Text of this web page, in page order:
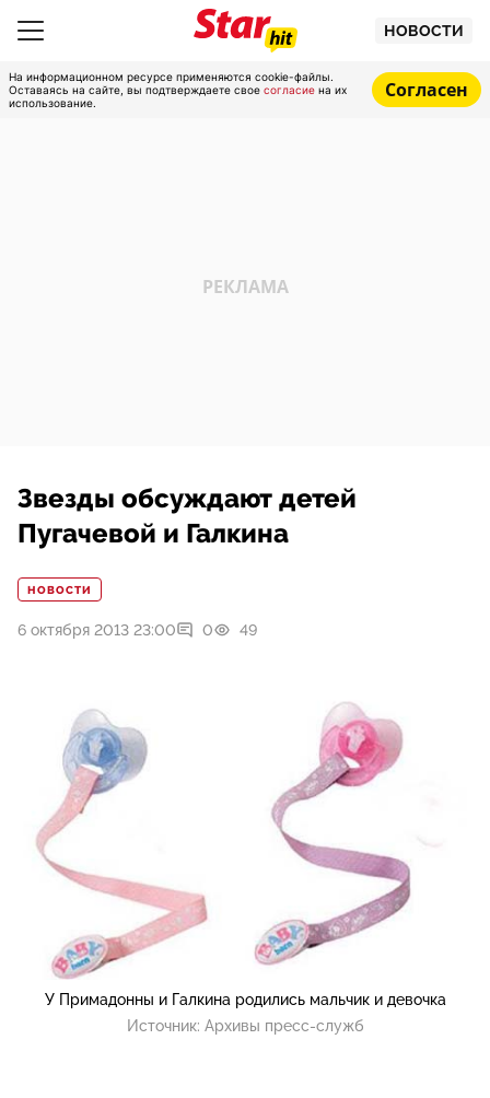
НОВОСТИ
На информационном ресурсе применяются cookie-файлы.
Оставаясь на сайте, вы подтверждаете свое согласие на их
использование.
Согласен
Звезды обсуждают детей
Пугачевой и Галкина
НОВОСТИ
6 октября 2013 23:00 0 49
У Примадонны и Галкина родились мальчик и девочка
Источник: Архивы пресс-служб